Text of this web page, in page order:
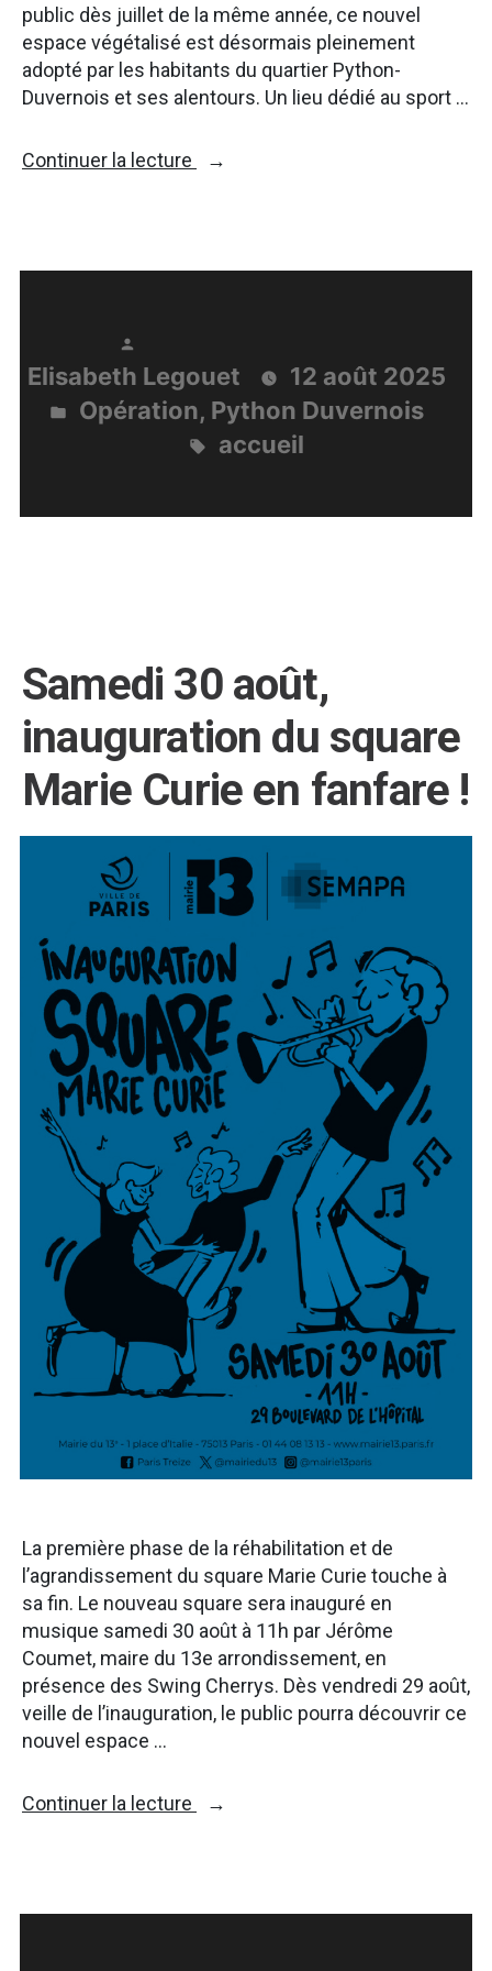
public dès juillet de la même année, ce nouvel
espace végétalisé est désormais pleinement
adopté par les habitants du quartier Python-
Duvernois et ses alentours. Un lieu dédié au sport …
Continuer la lecture
« 2e
jardin
Publié
par
Elisabeth Legouet 12 août 2025
Opération, Python Duvernois
accueil
Samedi 30 août,
inauguration du square
Marie Curie en fanfare !
La première phase de la réhabilitation et de
l’agrandissement du square Marie Curie touche à
sa fin. Le nouveau square sera inauguré en
musique samedi 30 août à 11h par Jérôme
Coumet, maire du 13e arrondissement, en
présence des Swing Cherrys. Dès vendredi 29 août,
veille de l’inauguration, le public pourra découvrir ce
nouvel espace …
Continuer la lecture
« Samedi
du